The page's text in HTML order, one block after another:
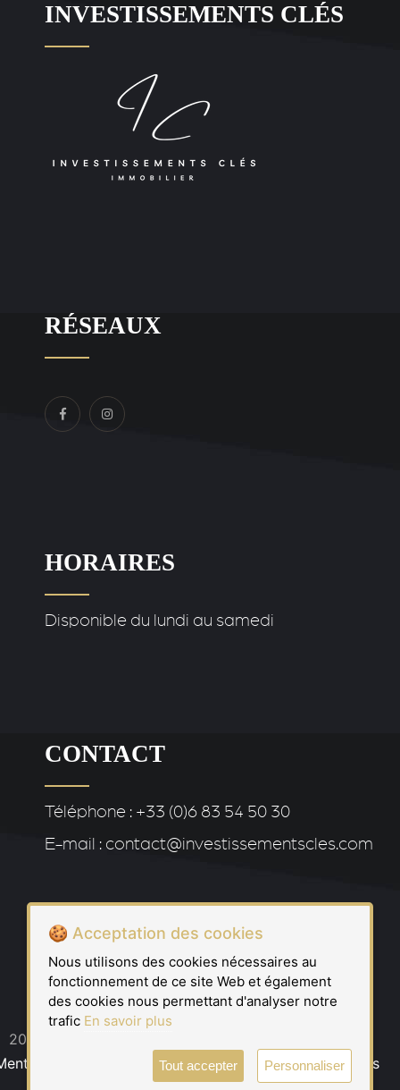
INVESTISSEMENTS CLÉS
RÉSEAUX
HORAIRES
Disponible du lundi au samedi
CONTACT
Téléphone : +33 (0)6 83 54 50 30
E-mail : contact@investissementscles.com
2022 - Investissements Clés © Tous droits réservés.
légales
Protection des données-Gestion des
🍪 Acceptation des cookies
Nous utilisons des cookies nécessaires au
fonctionnement de ce site Web et également
des cookies nous permettant d'analyser notre
trafic En savoir plus
Tout accepter Personnaliser